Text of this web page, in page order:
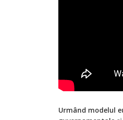
Urmând modelul